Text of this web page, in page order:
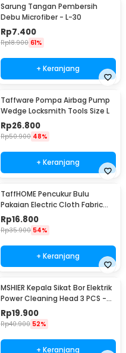
Sarung Tangan Pembersih
Debu Microfiber - L-30
Rp7.400
Rp18.900 61%
+ Keranjang
Taffware Pompa Airbag Pump
Wedge Locksmith Tools Size L
Rp26.800
Rp50.900 48%
+ Keranjang
TaffHOME Pencukur Bulu
Pakaian Electric Cloth Fabric
Shaver - FL-188
Rp16.800
Rp35.900 54%
+ Keranjang
MSHIER Kepala Sikat Bor Elektrik
Power Cleaning Head 3 PCS -
DB003
Rp19.900
Rp40.900 52%
+ Keranjang